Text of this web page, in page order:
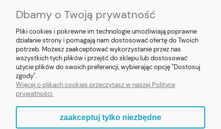
SOCIAL MEDIA
E-prezent.org|sprzedaz@e-prezent.org.pl| Tel.:511546060| NIP:
1133029322 | REGON: 388212193 | Skaryszewska 12, 03-802 Warszawa
© 2021 Księgarnia PREZENT
Dbamy o Twoją prywatność
Pliki cookies i pokrewne im technologie umożliwiają poprawne
działanie strony i pomagają nam dostosować ofertę do Twoich
potrzeb. Możesz zaakceptować wykorzystanie przez nas
wszystkich tych plików i przejść do sklepu lub dostosować
użycie plików do swoich preferencji, wybierając opcję "Dostosuj
zgody".
Więcej o plikach cookies przeczytasz w naszej Polityce
prywatności.
zaakceptuj tylko niezbędne